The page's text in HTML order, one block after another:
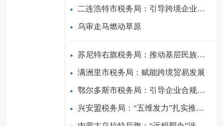
二连浩特市税务局：引导跨境企业合规经营
乌审走马燃动草原
苏尼特右旗税务局：推动基层民族团结进步事业高质量发展
满洲里市税务局：赋能跨境贸易发展
鄂尔多斯市税务局：引导企业合规经营 有效防范涉税风险
兴安盟税务局：“五维发力”扎实推进“强基工程”